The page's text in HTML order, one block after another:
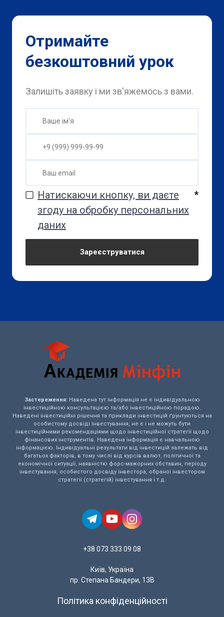
Отримайте
безкоштовний урок
Залишіть заявку і ми зв'яжемось з вами.
Натискаючи кнопку, ви даєте
згоду на обробку персональних
даних
*
Зареєструватися
Застереження:Наведена тут інформація не є індивідуальною
інвестиційною консультацією та/або інвестиційною порадою.
Наведені інвестиційні рішення та приклади інвестицій ґрунтуються на
особистому досвіді інвестування, не є і не можуть бути
інвестиційними рекомендаціями щодо інвестиційної стратегії щодо
фінансових інструментів. Наведена інформація є навчальною
інформацією. Індивідуальні результати від інвестицій залежать від
багатьох факторів, в тому числі від курсів валют, політичної та
економічної ситуації, наявністю форс-мажорних обставин, періоду
інвестування, особистого досвіду інвестора, обраної інвестором
стратегії (стратегій) інвестування і т.д.
+38 073 333 09 08
Київ, Україна
пр. Степана Бандери, 13В
Політика конфіденційності